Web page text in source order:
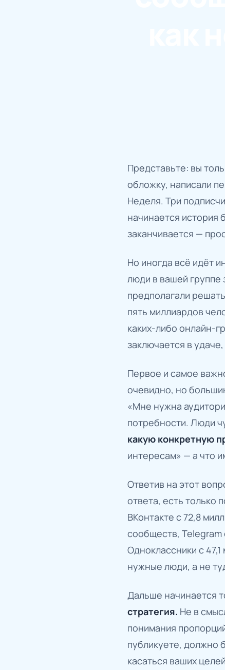
Представьте: вы
обложку, написали
Неделя. Три
начинается история
заканчивается —
Но иногда всё идёт
люди в вашей группе
предполагали
пять миллиардов
каких-либо онлайн-
заключается в
Первое и самое
очевидно, но
«Мне нужна
потребности. Люди
какую конкретную
интересам» — а что
Ответив на этот
ответа, есть только
ВКонтакте с 72,8
сообществ,
Одноклассники с
нужные люди, а не
Дальше начинается
стратегия. Не в
понимания
публикуете, должно
касаться ваших